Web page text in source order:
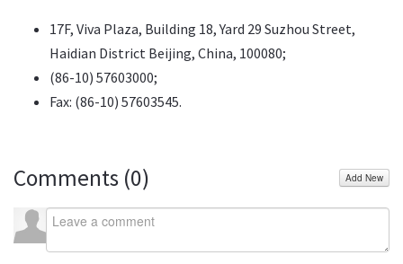
17F, Viva Plaza, Building 18, Yard 29 Suzhou Street,
Haidian District Beijing, China, 100080;
(86-10) 57603000;
Fax: (86-10) 57603545.
Comments (0) Add New